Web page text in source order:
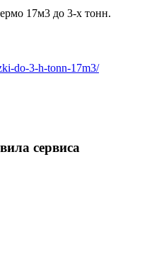
17м3 до 3-х тонн.
do-3-h-tonn-17m3/
сервиса